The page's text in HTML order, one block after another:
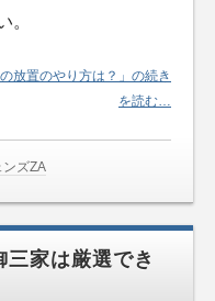
。
放置のやり方は？」の続き
を読む…
ンズZA
家は厳選でき